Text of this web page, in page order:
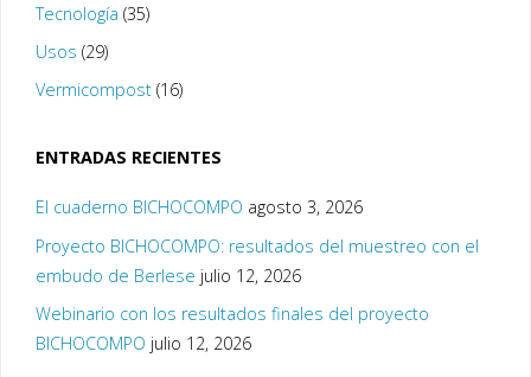
Tecnología (35)
Usos (29)
Vermicompost(16)
ENTRADAS RECIENTES
El cuaderno BICHOCOMPO agosto 3, 2026
Proyecto BICHOCOMPO: resultados del muestreo con el
embudo de Berlese julio 12, 2026
Webinario con los resultados finales del proyecto
BICHOCOMPO julio 12, 2026